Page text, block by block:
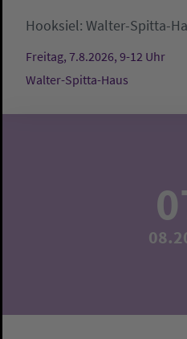
Hooksiel: Walter-Spitta-
Freitag, 7.8.2026, 9-12 Uhr
Walter-Spitta-Haus